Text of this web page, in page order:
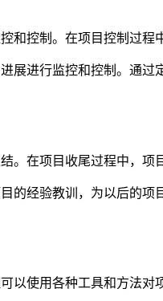
和控制。在项目控制过
展进行监控和控制。通
。在项目收尾过程中，
的经验教训，为以后的
使用各种工具和方法对